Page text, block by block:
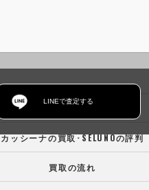
LINEで査定する
コンセプト
カッシーナの買取･SELUNOの評判
買取の流れ